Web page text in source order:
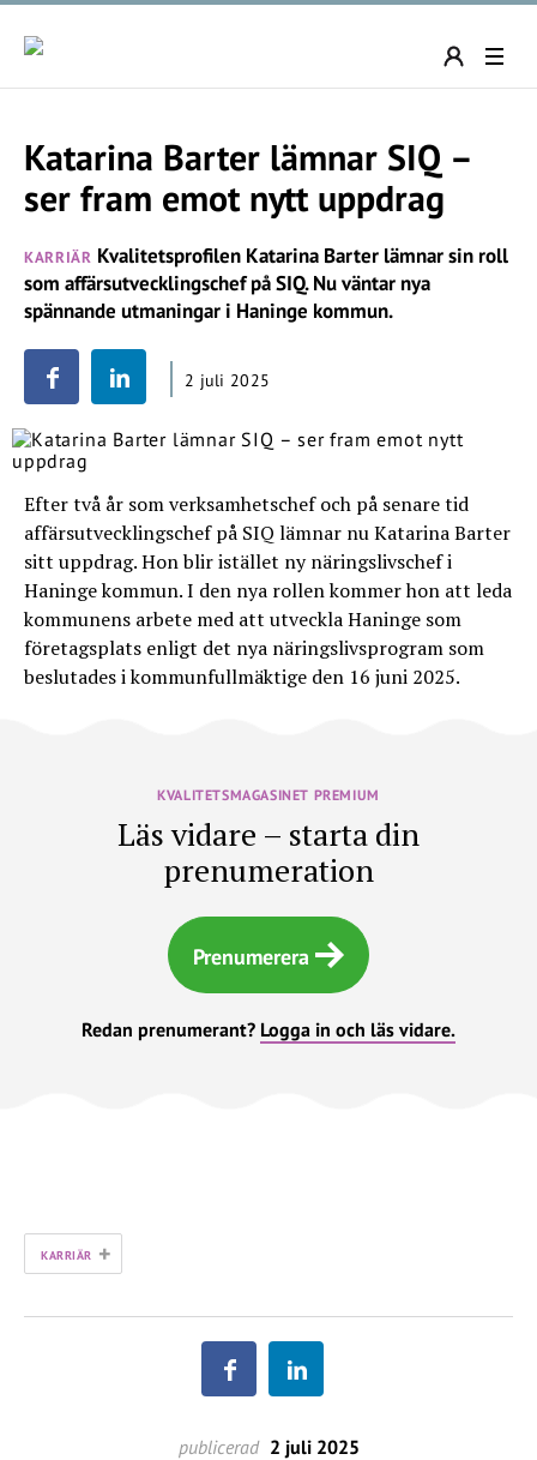
Katarina Barter lämnar SIQ –
ser fram emot nytt uppdrag
KARRIÄR Kvalitetsprofilen Katarina Barter lämnar sin roll
som affärsutvecklingschef på SIQ. Nu väntar nya
spännande utmaningar i Haninge kommun.
2 juli 2025
Efter två år som verksamhetschef och på senare tid
affärsutvecklingschef på SIQ lämnar nu Katarina Barter
sitt uppdrag. Hon blir istället ny näringslivschef i
Haninge kommun. I den nya rollen kommer hon att leda
kommunens arbete med att utveckla Haninge som
företagsplats enligt det nya näringslivsprogram som
beslutades i kommunfullmäktige den 16 juni 2025.
KVALITETSMAGASINET PREMIUM
Läs vidare – starta din
prenumeration
Prenumerera
Redan prenumerant? Logga in och läs vidare.
KARRIÄR +
publicerad 2 juli 2025